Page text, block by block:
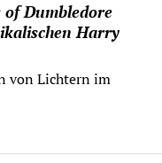
of Dumbledore
Harry
von Lichtern im